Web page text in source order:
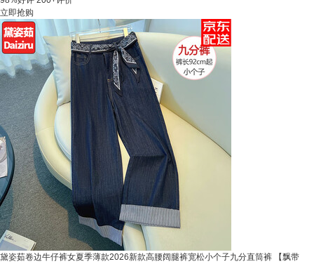
立即抢购
黛姿茹卷边牛仔裤女夏季薄款2026新款高腰阔腿裤宽松小个子九分直筒裤 【飘带